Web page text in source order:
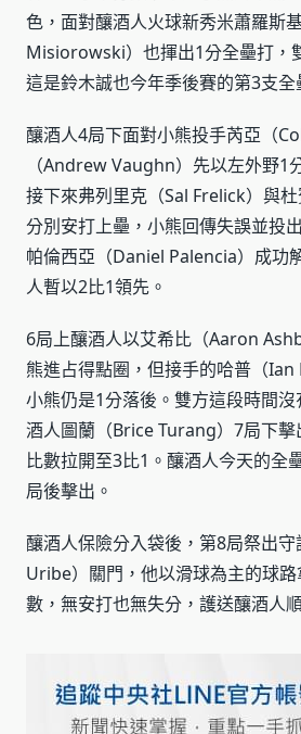
色，面對釀酒人火球新秀米蕭羅斯
Misiorowski）也揮出1分全壘打，
這是鈴木誠也今年季後賽的第3支全
釀酒人4局下面對小熊投手芮亞（
（Andrew Vaughn）先以左外野1
接下來弗列里克（Sal Frelick）與
分別安打上壘，小熊回傳失誤並投
帕倫西亞（Daniel Palencia）成功
人暫以2比1領先。
6局上釀酒人以艾希比（Aaron
熊進占得點圈，但接手的哈普（Ian
小熊仍是1分落後。雙方這段時間
酒人圖蘭（Brice Turang）7局下
比數拉開至3比1。釀酒人今天的全
局後擊出。
釀酒人保險分入袋後，第8局祭出
Uribe）關門，他以滑球為主的球
數，無安打也無失分，護送釀酒人